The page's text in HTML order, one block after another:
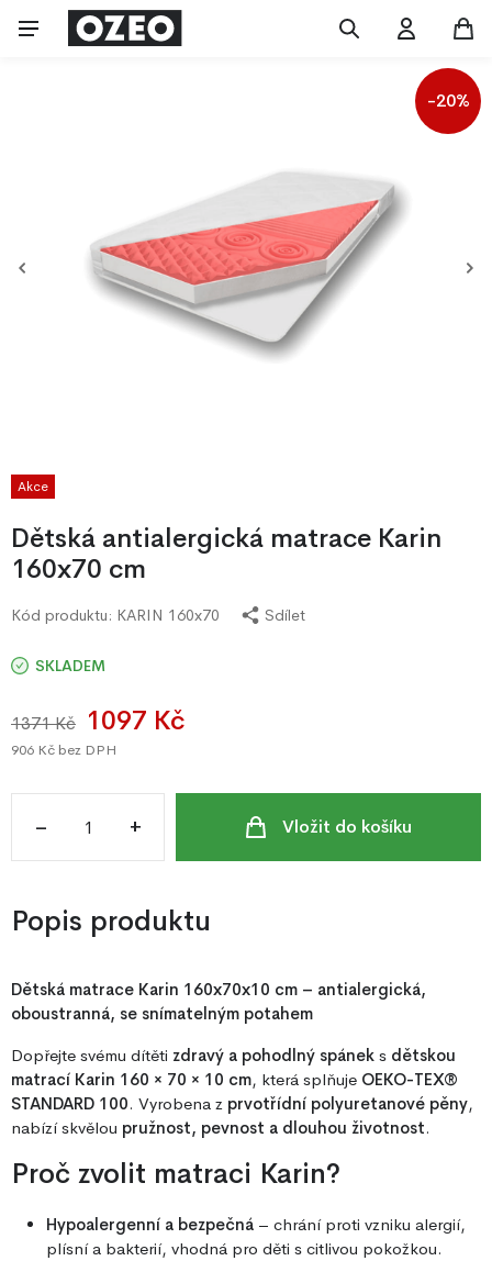
Akce
-20%
Dětská antialergická matrace Karin
160x70 cm
Kód produktu: KARIN 160x70 Sdílet
SKLADEM
1371 Kč 1097 Kč
906 Kč bez DPH
– + Vložit do košíku
Popis produktu
Dětská matrace Karin 160x70x10 cm – antialergická,
oboustranná, se snímatelným potahem
Dopřejte svému dítěti zdravý a pohodlný spánek s dětskou
matrací Karin 160 × 70 × 10 cm, která splňuje OEKO-TEX®
STANDARD 100. Vyrobena z prvotřídní polyuretanové pěny,
nabízí skvělou pružnost, pevnost a dlouhou životnost.
Proč zvolit matraci Karin?
Hypoalergenní a bezpečná – chrání proti vzniku alergií,
plísní a bakterií, vhodná pro děti s citlivou pokožkou.